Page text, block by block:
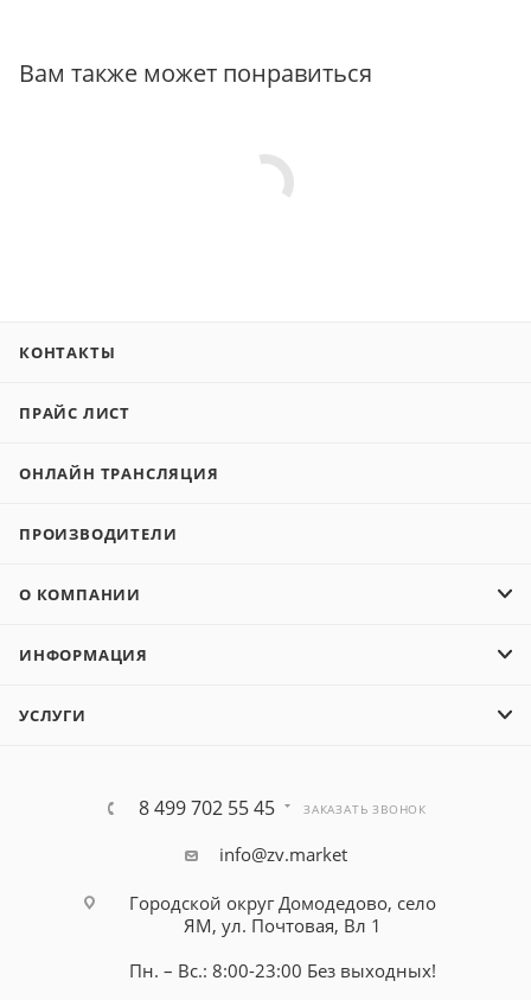
Вам также может понравиться
КОНТАКТЫ
ПРАЙС ЛИСТ
ОНЛАЙН ТРАНСЛЯЦИЯ
ПРОИЗВОДИТЕЛИ
О КОМПАНИИ
ИНФОРМАЦИЯ
УСЛУГИ
8 499 702 55 45 ЗАКАЗАТЬ ЗВОНОК
info@zv.market
Городской округ Домодедово, село
ЯМ, ул. Почтовая, Вл 1
Пн. – Вс.: 8:00-23:00 Без выходных!